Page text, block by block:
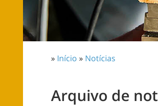
» Início » Notícias
Arquivo de